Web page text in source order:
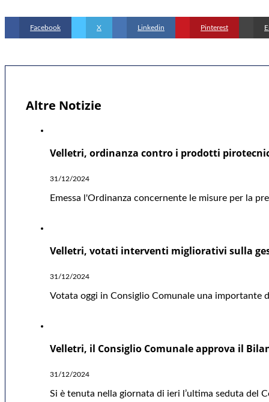
Altre Notizie
Velletri, ordinanza contro i prodotti
31/12/2024
Emessa l'Ordinanza concernente le misure per la
Velletri, votati interventi migliorativi sulla
31/12/2024
Votata oggi in Consiglio Comunale una
Velletri, il Consiglio Comunale approva il
31/12/2024
Si è tenuta nella giornata di ieri l’ultima seduta del
Facebook X Linkedin Pinterest